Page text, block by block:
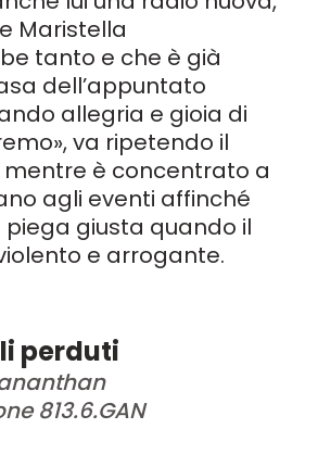
Maristella
tanto e che è già
dell’appuntato
allegria e gioia di
va ripetendo il
è concentrato a
agli eventi affinché
giusta quando il
e arrogante.
perduti
813.6.GAN